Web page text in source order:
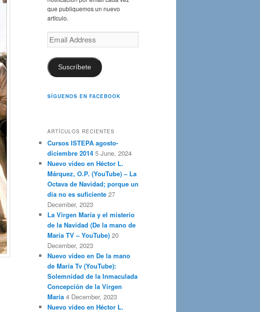
que publiquemos un nuevo
artículo.
Email
Address
Suscríbete
SÍGUENOS EN FACEBOOK
ARTÍCULOS RECIENTES
Cursos ISTEPA agosto-
diciembre 2014 5 June, 2024
Nuevo vídeo en Héctor L.
Márquez, O.P. (YouTube) – La
Octava de Navidad; porque un
día no es suficiente 27
December, 2023
La Virgen María y el misterio
de la Navidad (De la mano de
María TV – YouTube) 20
December, 2023
Nuevo vídeo en De la mano
de María Tv (YouTube):
Solemnidad de la Inmaculada
Concepción de la Virgen
María 4 December, 2023
Nuevo vídeo en Héctor L.